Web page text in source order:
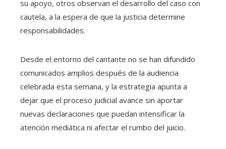
su apoyo, otros observan el desarrollo del caso con
cautela, a la espera de que la justicia determine
responsabilidades.
Desde el entorno del cantante no se han difundido
comunicados amplios después de la audiencia
celebrada esta semana, y la estrategia apunta a
dejar que el proceso judicial avance sin aportar
nuevas declaraciones que puedan intensificar la
atención mediática ni afectar el rumbo del juicio.